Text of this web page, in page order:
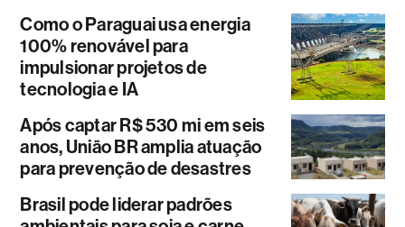
Como o Paraguai usa energia
100% renovável para
impulsionar projetos de
tecnologia e IA
Após captar R$ 530 mi em seis
anos, União BR amplia atuação
para prevenção de desastres
Brasil pode liderar padrões